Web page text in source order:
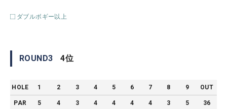
ダブルボギー以上
ROUND3 4位
HOLE 1 2 3 4 5 6 7 8 9 OUT
PAR 5 4 3 4 4 4 4 3 5 36